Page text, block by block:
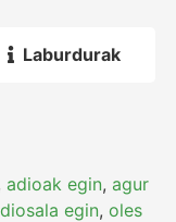
Laburdurak
adioak egin,agur
diosala egin,oles